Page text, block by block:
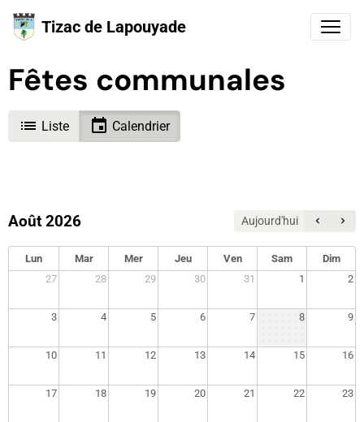
Tizac de Lapouyade
Fêtes communales
Liste Calendrier
Août 2026 Aujourd'hui
Lun Mar Mer Jeu Ven Sam
Dim
27
28 29 30 31 1 2
3 4 5 6 7 8 9
10 11 12 13 14 15 16
17 18 19 20 21 22 23